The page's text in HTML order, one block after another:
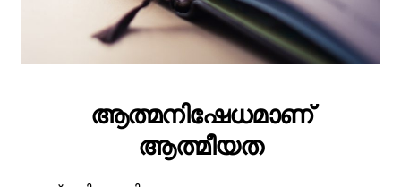
ആത്മനിഷേധമാണ്
ആത്മീയത